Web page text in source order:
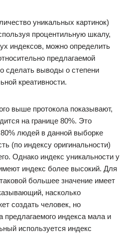
уникальных картинок)
процентильную шкалу,
индексов, можно определить
предлагаемой
сделать выводы о степени
креативности.
выше протокола показывают,
на границе 80%. Это
людей в данной выборке
(по индексу оригинальности)
Однако индекс уникальности у
индекс более высокий. Для
большее значение имеет
насколько
создать человек, но
индекса мала и
используется индекс